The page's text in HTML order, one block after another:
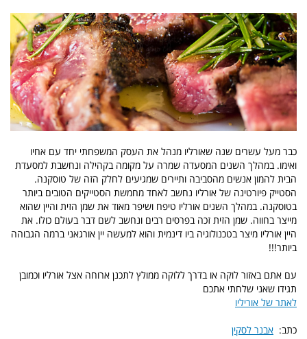
כבר מעל עשרים שנה שאורליו מנהל את העסק המשפחתי יחד עם אחיו
ואימו. במהלך השנים המסעדה שמרה על מקומה בקהילה ונחשבת למסעדת
הבית להמון אנשים מהסביבה ותיירים שמגיעים לחלק הזה של טוסקנה.
הסטייק פיורטינה של אורליו נחשב לאחד מחמשת הסטייקים הטובים ביותר
בטוסקנה. במהלך השנים אורליו טיפח ושיפר מאוד את שמן הזית והיין שהוא
מייצר בחווה. שמן הזית זכה בפרסים רבים ונחשב לשם דבר בעולם כולו. את
היין אורליו מיצר בטכנולוגיה ביו דינמית והוא למעשה יין אורגאני ברמה הגבוהה
ביותר!!!
עם אתם באזור לוקה או בדרך ללוקה ממולץ לתכנן ארוחה אצל אורליו וכמובן
תגידו שאני שלחתי אתכם
לאתר של אוריליו
כתב: אבנר לסקין